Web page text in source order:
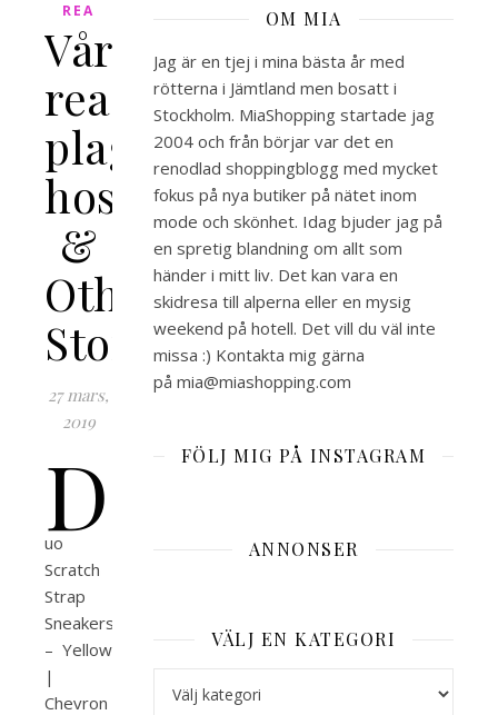
REA
Våriga
rea-
plagg
hos
&
Other
Stories
27 mars,
2019
D
uo
Scratch
Strap
Sneakers
– Yellow
|
Chevron
OM MIA
Jag är en tjej i mina bästa år med
rötterna i Jämtland men bosatt i
Stockholm. MiaShopping startade jag
2004 och från börjar var det en
renodlad shoppingblogg med mycket
fokus på nya butiker på nätet inom
mode och skönhet. Idag bjuder jag på
en spretig blandning om allt som
händer i mitt liv. Det kan vara en
skidresa till alperna eller en mysig
weekend på hotell. Det vill du väl inte
missa :) Kontakta mig gärna
på mia@miashopping.com
FÖLJ MIG PÅ INSTAGRAM
ANNONSER
VÄLJ EN KATEGORI